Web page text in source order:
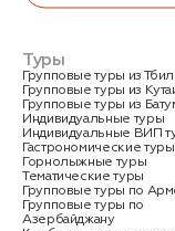
Туры
Групповые туры из
Групповые туры из
Групповые туры из
Индивидуальные туры
Индивидуальные ВИП
Гастрономические туры
Горнолыжные туры
Тематические туры
Групповые туры по
Групповые туры по
Азербайджану